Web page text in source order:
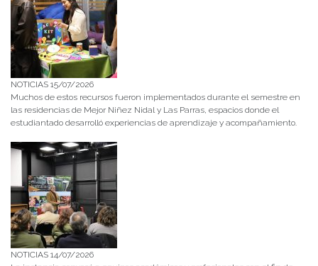
NOTICIAS 15/07/2026
Muchos de estos recursos fueron implementados durante el semestre en
las residencias de Mejor Niñez Nidal y Las Parras, espacios donde el
estudiantado desarrolló experiencias de aprendizaje y acompañamiento.
NOTICIAS 14/07/2026